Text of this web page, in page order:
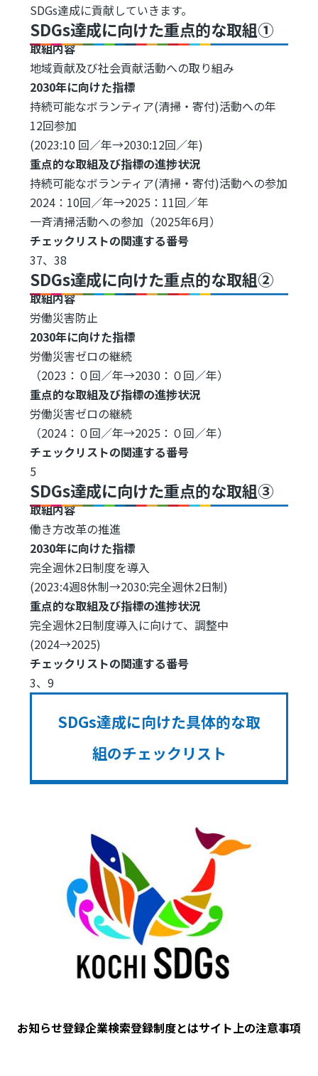
SDGs達成に貢献していきます。
SDGs達成に向けた重点的な取組①
取組内容
地域貢献及び社会貢献活動への取り組み
2030年に向けた指標
持続可能なボランティア(清掃・寄付)活動への年
12回参加
(2023:10 回／年→2030:12回／年)
重点的な取組及び指標の進捗状況
持続可能なボランティア(清掃・寄付)活動への参加
2024：10回／年→2025：11回／年
一斉清掃活動への参加（2025年6月）
チェックリストの関連する番号
37、38
SDGs達成に向けた重点的な取組②
取組内容
労働災害防止
2030年に向けた指標
労働災害ゼロの継続
（2023：０回／年→2030：０回／年）
重点的な取組及び指標の進捗状況
労働災害ゼロの継続
（2024：０回／年→2025：０回／年）
チェックリストの関連する番号
5
SDGs達成に向けた重点的な取組③
取組内容
働き方改革の推進
2030年に向けた指標
完全週休2日制度を導入
(2023:4週8休制→2030:完全週休2日制)
重点的な取組及び指標の進捗状況
完全週休2日制度導入に向けて、調整中
(2024→2025)
チェックリストの関連する番号
3、9
SDGs達成に向けた具体的な取
組のチェックリスト
お知らせ登録企業検索登録制度とはサイト上の注意事項